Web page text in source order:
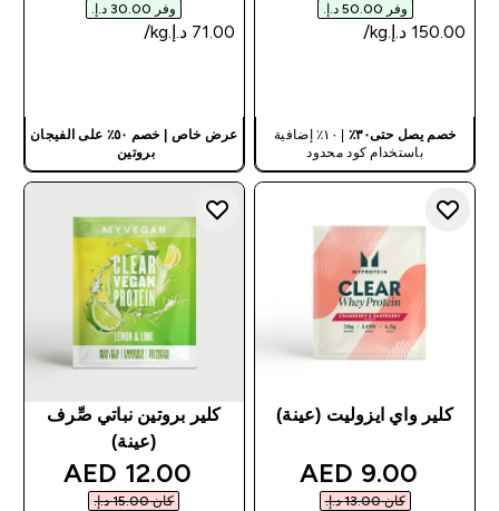
وفر ‏50.00 د.إ.‏‎
خصم يصل حتى٣٠٪
| ١٠٪ إضافية
باستخدام كود محدود
وفر ‏30.00 د.إ.‏‎
عرض خاص | خصم ٥٠٪ على الفيجان
بروتين
يطبق على السلة
كلير واي ايزوليت (عينة)
discounted price
9.00 AED‎
كان ‏13.00 د.إ.‏‎
كلير بروتين نباتي صِّرف
(عينة)
price
12.00 AED‎
كان ‏15.00 د.إ.‏‎